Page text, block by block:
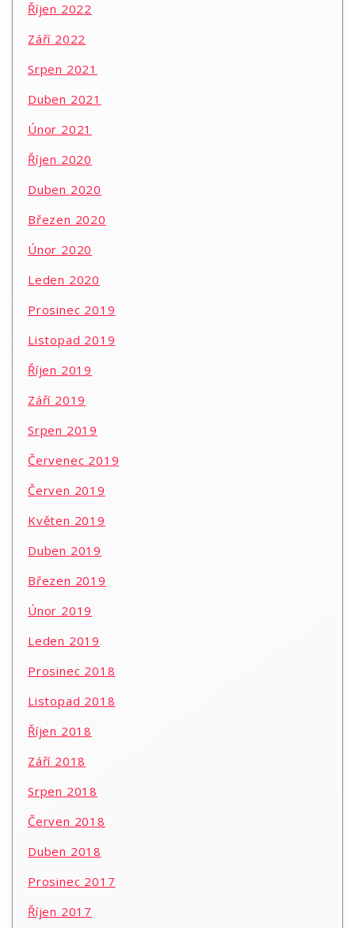
Říjen 2022
Září 2022
Srpen 2021
Duben 2021
Únor 2021
Říjen 2020
Duben 2020
Březen 2020
Únor 2020
Leden 2020
Prosinec 2019
Listopad 2019
Říjen 2019
Září 2019
Srpen 2019
Červenec 2019
Červen 2019
Květen 2019
Duben 2019
Březen 2019
Únor 2019
Leden 2019
Prosinec 2018
Listopad 2018
Říjen 2018
Září 2018
Srpen 2018
Červen 2018
Duben 2018
Prosinec 2017
Říjen 2017